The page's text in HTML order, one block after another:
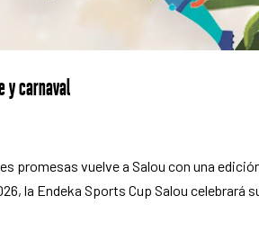
y carnaval
promesas vuelve a Salou con una
la Endeka Sports Cup Salou celebrará